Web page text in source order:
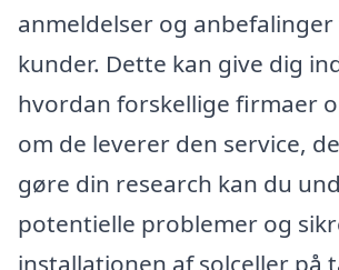
anmeldelser og
kunder. Dette kan give dig
hvordan forskellige firmaer
om de leverer den service,
gøre din research kan du
potentielle problemer og
installationen af solceller på